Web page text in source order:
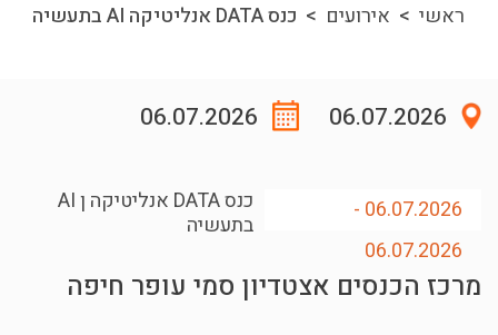
ראשי > אירועים > כנס DATA אנליטיקה AI בתעשיה
06.07.2026
06.07.2026
06.07.2026 -
06.07.2026
כנס DATA אנליטיקה ן AI
בתעשיה
מרכז הכנסים אצטדיון סמי עופר חיפה